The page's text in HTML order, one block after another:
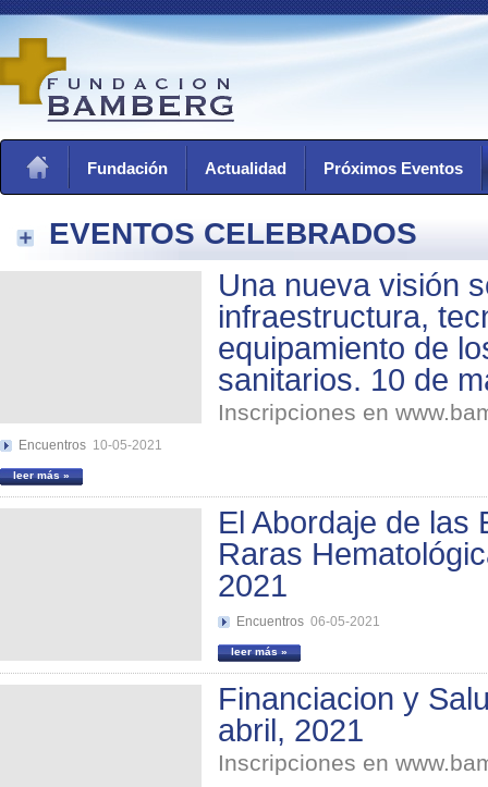
Fundación Actualidad Próximos Eventos
EVENTOS CELEBRADOS
Una nueva visión
infraestructura,
equipamiento de
sanitarios. 10 de
Inscripciones en
Encuentros 10-05-2021
leer más »
El Abordaje de las
Raras
2021
Encuentros 06-05-2021
leer más »
Financiacion y
abril, 2021
Inscripciones en